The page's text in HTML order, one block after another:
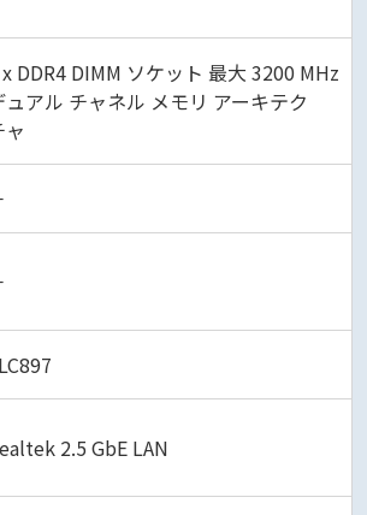
DDR4 DIMM ソケット 最大 3200 MHz
ュアル チャネル メモリ アーキテク
ャ
2.5 GbE LAN